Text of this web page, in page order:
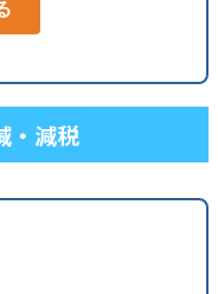
・減税